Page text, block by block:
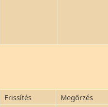
Frissítés Megőrzés